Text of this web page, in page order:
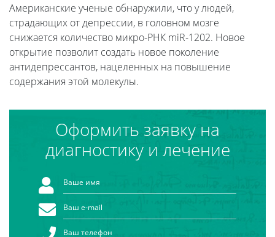
Американские ученые обнаружили, что у людей,
страдающих от депрессии, в головном мозге
снижается количество микро-РНК miR-1202. Новое
открытие позволит создать новое поколение
антидепрессантов, нацеленных на повышение
содержания этой молекулы.
Оформить заявку на
диагностику и лечение